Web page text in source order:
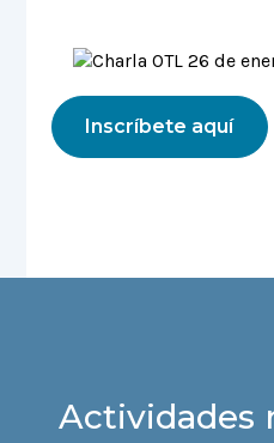
Inscríbete aquí
Actividades